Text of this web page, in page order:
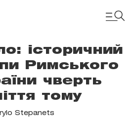
історичний
Римського
чверть
тому
Stepanets